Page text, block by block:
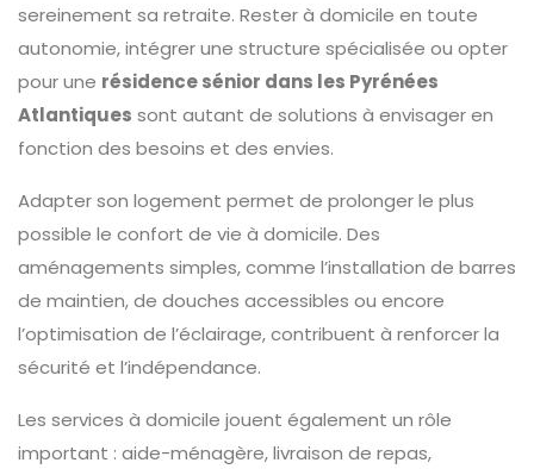
sereinement sa retraite. Rester à domicile en toute
autonomie, intégrer une structure spécialisée ou opter
pour une résidence sénior dans les Pyrénées
Atlantiques sont autant de solutions à envisager en
fonction des besoins et des envies.
Adapter son logement permet de prolonger le plus
possible le confort de vie à domicile. Des
aménagements simples, comme l’installation de barres
de maintien, de douches accessibles ou encore
l’optimisation de l’éclairage, contribuent à renforcer la
sécurité et l’indépendance.
Les services à domicile jouent également un rôle
important : aide-ménagère, livraison de repas,